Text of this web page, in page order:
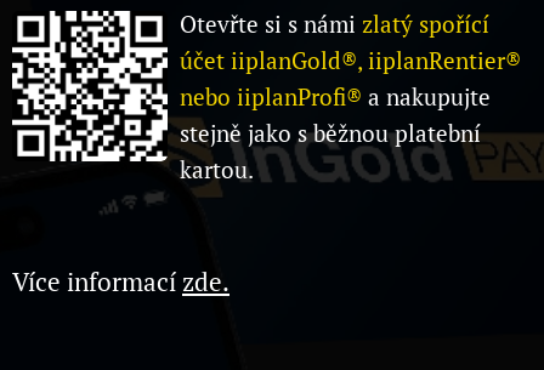
Otevřte si s námi zlatý spořící
účet iiplanGold®, iiplanRentier®
nebo iiplanProfi® a nakupujte
stejně jako s běžnou platební
kartou.
Více informací zde.